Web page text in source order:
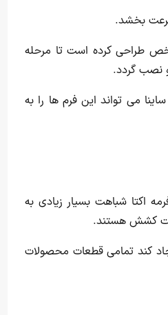
بخشد.
طراحی کرده است تا مرحله
نصب گردد.
می تواند این فرم ها را به
اکتا شباهت بسیار زیادی به
کشش هستند.
کند تمامی قطعات محصولات